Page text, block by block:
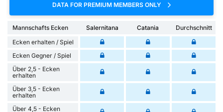
DATA FOR PREMIUM MEMBERS ONLY
Mannschafts Ecken Salernitana Catania
Durchschnitt
Ecken erhalten / Spiel
Ecken Gegner / Spiel
Über 2,5 - Ecken
erhalten
Über 3,5 - Ecken
erhalten
Über 4,5 - Ecken